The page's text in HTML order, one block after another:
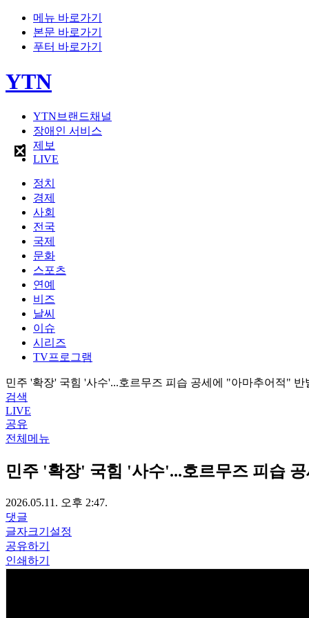
메뉴 바로가기
본문 바로가기
푸터 바로가기
YTN
YTN브랜드채널
장애인 서비스
제보
LIVE
정치
경제
사회
전국
국제
문화
스포츠
연예
비즈
날씨
이슈
시리즈
TV프로그램
민주 '확장' 국힘 '사수'...호르무즈 피습 공세에 "아마추어적" 반
검색
LIVE
공유
전체메뉴
민주 '확장' 국힘 '사수'...호르무즈 피습
2026.05.11. 오후 2:47.
댓글
글자크기설정
공유하기
인쇄하기